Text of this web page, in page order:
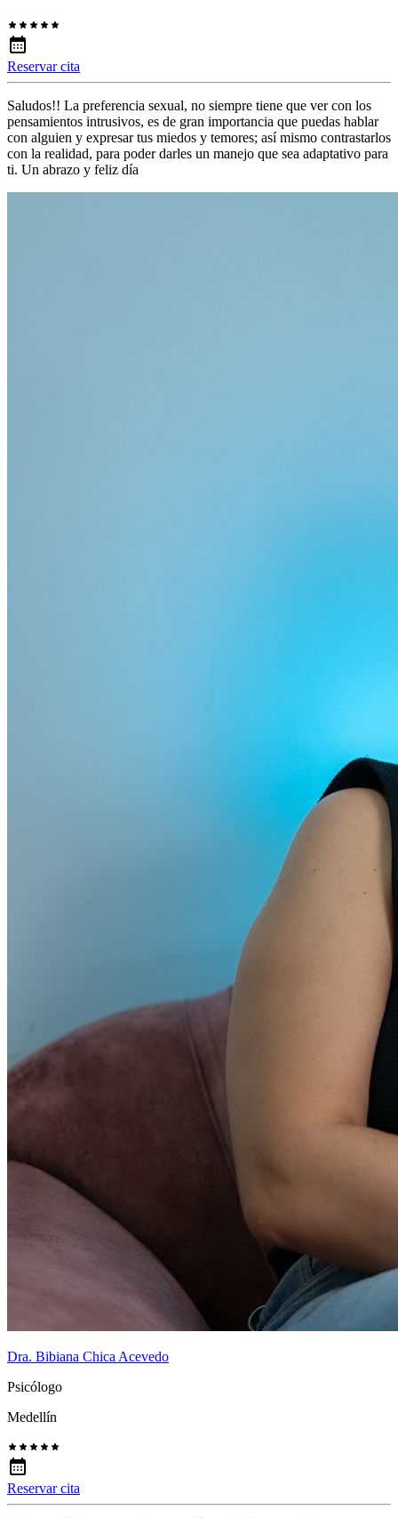
Reservar cita
Saludos!! La preferencia sexual, no siempre tiene que ver con los
pensamientos intrusivos, es de gran importancia que puedas hablar
con alguien y expresar tus miedos y temores; así mismo contrastarlos
con la realidad, para poder darles un manejo que sea adaptativo para
ti. Un abrazo y feliz día
Dra. Bibiana Chica Acevedo
Psicólogo
Medellín
Reservar cita